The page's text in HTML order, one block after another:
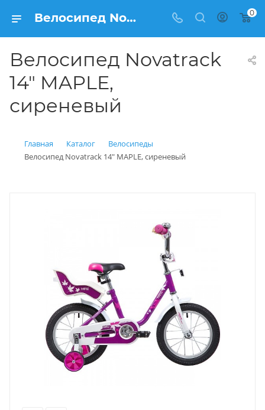
Велосипед Novatrack 14" MAPLE, сиреневый купить: цена 8 300 рублей в Балашихе | Интернет магазин Вело150 0
Велосипед Novatrack
14" MAPLE,
сиреневый
Главная Каталог
Велосипеды
Велосипед Novatrack 14" MAPLE, сиреневый